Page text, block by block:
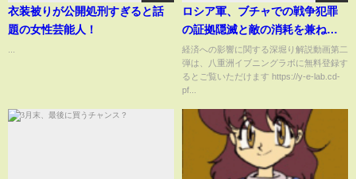
衣装被りが公開処刑すぎると話
題の女性芸能人！
ロシア軍、ブチャでの戦争犯罪
の証拠隠滅と敵の消耗を兼ねた
一石二鳥の極悪作戦始動？！中
国まで批判！四面楚歌のロシア
の次の手は？最新ウクライナ情
の虎側
経済への影響に関する深堀り解説動画第二
弾は、八重洲イブニングラボに無料登録す
るとご覧いただけます https://y-e-lab.cd-
pf...